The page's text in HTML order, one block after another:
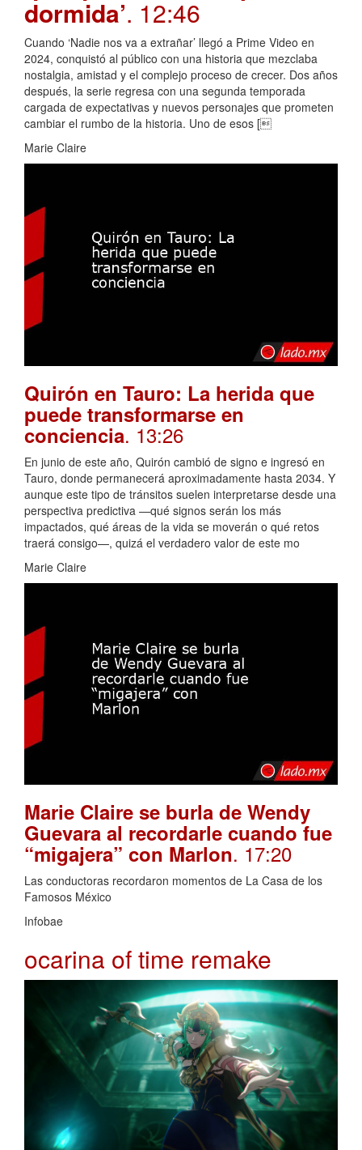
dormida’. 12:46
Cuando ‘Nadie nos va a extrañar’ llegó a Prime Video en
2024, conquistó al público con una historia que mezclaba
nostalgia, amistad y el complejo proceso de crecer. Dos años
después, la serie regresa con una segunda temporada
cargada de expectativas y nuevos personajes que prometen
cambiar el rumbo de la historia. Uno de esos [
Marie Claire
Quirón en Tauro: La herida que
puede transformarse en
conciencia. 13:26
En junio de este año, Quirón cambió de signo e ingresó en
Tauro, donde permanecerá aproximadamente hasta 2034. Y
aunque este tipo de tránsitos suelen interpretarse desde una
perspectiva predictiva —qué signos serán los más
impactados, qué áreas de la vida se moverán o qué retos
traerá consigo—, quizá el verdadero valor de este mo
Marie Claire
Marie Claire se burla de Wendy
Guevara al recordarle cuando fue
“migajera” con Marlon. 17:20
Las conductoras recordaron momentos de La Casa de los
Famosos México
Infobae
ocarina of time remake